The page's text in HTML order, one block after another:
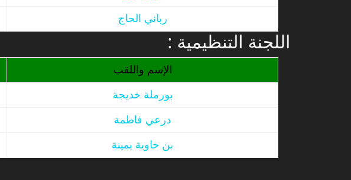
رباني الحاج
: اللجنة التنظيمية
الإسم واللقب
بورملة خديجة
درعي فاطمة
بن حاوية يمينة